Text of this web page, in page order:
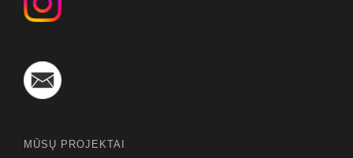
MŪSŲ PROJEKTAI